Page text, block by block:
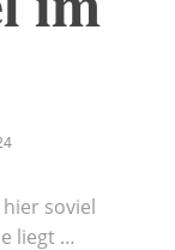
soviel
liegt …